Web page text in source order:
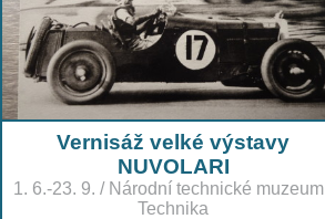
Vernisáž velké výstavy
NUVOLARI
1. 6.-23. 9. / Národní technické muzeum
Technika